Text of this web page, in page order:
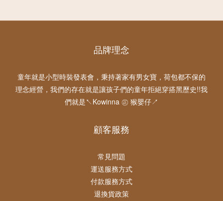
品牌理念
童年就是小型時裝發表會，秉持著家有男女寶，荷包都不保的
理念經營，我們的存在就是讓孩子們的童年拒絕穿搭黑歷史!!我
們就是↖Kowinna ㊣ 猴嬰仔↗
顧客服務
常見問題
運送服務方式
付款服務方式
退換貨政策